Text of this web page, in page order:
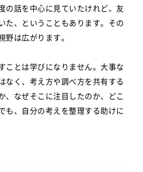
の話を中心に見ていたけれど、友
た、ということもあります。その
は広がります。
ことは学びになりません。大事な
なく、考え方や調べ方を共有する
、なぜそこに注目したのか、どこ
も、自分の考えを整理する助けに